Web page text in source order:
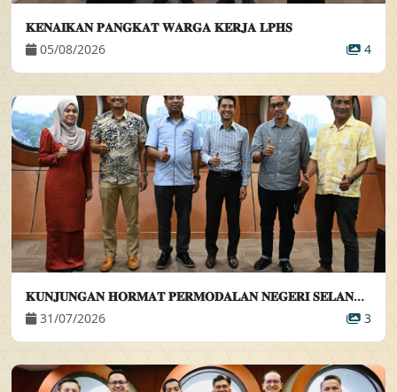
𝐊𝐄𝐍𝐀𝐈𝐊𝐀𝐍 𝐏𝐀𝐍𝐆𝐊𝐀𝐓 𝐖𝐀𝐑𝐆𝐀 𝐊𝐄𝐑𝐉𝐀 𝐋𝐏𝐇𝐒
05/08/2026
4
𝐊𝐔𝐍𝐉𝐔𝐍𝐆𝐀𝐍 𝐇𝐎𝐑𝐌𝐀𝐓 𝐏𝐄𝐑𝐌𝐎𝐃𝐀𝐋𝐀𝐍 𝐍𝐄𝐆𝐄𝐑𝐈 𝐒𝐄𝐋𝐀𝐍𝐆𝐎𝐑 𝐁𝐄𝐑𝐇𝐀𝐃 𝐊𝐄𝐏𝐀𝐃𝐀 𝐏𝐄𝐌𝐀𝐍𝐆𝐊𝐔 𝐏𝐄𝐍𝐆𝐀𝐑𝐀𝐇 𝐄𝐊𝐒𝐄𝐊𝐔𝐓𝐈𝐅
31/07/2026
3